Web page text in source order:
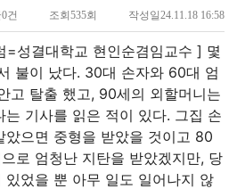
0건 조회 535회 작성일 24.11.18 16:58
=성결대학교 현인순겸임교수 ] 몇
불이 났다. 30대 손자와 60대 엄
고 탈출 했고, 90세의 외할머니는
는 기사를 읽은 적이 있다. 그집 손
았으면 중형을 받았을 것이고 80
로 엄청난 지탄을 받았겠지만, 당
었을 뿐 아무 일도 일어나지 않